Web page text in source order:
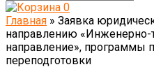
0
Главная » Заявка
направлению «Инженерно-
направление», программы
переподготовки